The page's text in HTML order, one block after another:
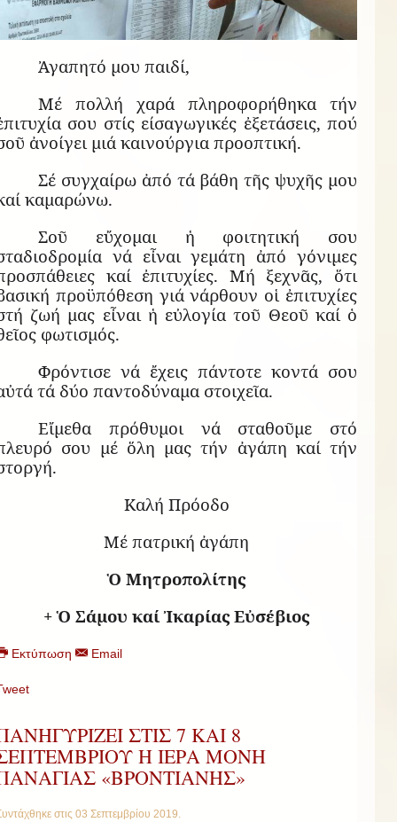
Ἀγαπητό μου παιδί,
Μέ πολλή χαρά πληροφορήθηκα τήν
σου στίς είσαγωγικές ἐξετάσεις, πού
ἀνοίγει μιά καινούργια προοπτική.
Σέ συγχαίρω ἀπό τά βάθη τῆς ψυχῆς μου
καμαρώνω.
Σοῦ εὔχομαι ἡ φοιτητική σου
νά εἶναι γεμάτη ἀπό γόνιμες
καί ἐπιτυχίες. Μή ξεχνᾶς, ὅτι
προϋπόθεση γιά νάρθουν οἱ ἐπιτυχίες
ζωή μας εἶναι ἡ εὐλογία τοῦ Θεοῦ καί ὁ
φωτισμός.
Φρόντισε νά ἔχεις πάντοτε κοντά σου
τά δύο παντοδύναμα στοιχεῖα.
Εἴμεθα πρόθυμοι νά σταθοῦμε στό
σου μέ ὅλη μας τήν ἀγάπη καί τήν
Καλή Πρόοδο
Μέ πατρική ἀγάπη
Ὁ Μητροπολίτης
+ Ὁ Σάμου καί Ἰκαρίας Εὐσέβιος
Εκτύπωση Email
ΣΤΙΣ 7 ΚΑΙ 8
Η ΙΕΡΑ ΜΟΝΗ
«ΒΡΟΝΤΙΑΝΗΣ»
στις 03 Σεπτεμβρίου 2019.